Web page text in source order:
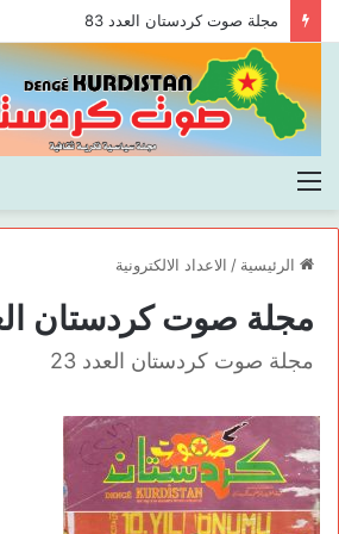
مجلة صوت كردستان العدد 83
القائمة
الرئيسية / الاعداد الالكترونية
مجلة صوت كردستان
مجلة صوت كردستان العدد 23